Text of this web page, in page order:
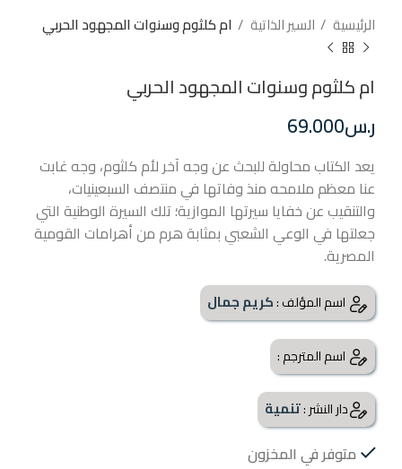
الرئيسية السير الذاتية ام كلثوم وسنوات المجهود الحربي
ام كلثوم وسنوات المجهود الحربي
ر.س69.000
يعد الكتاب محاولة للبحث عن وجه آخر لأم كلثوم، وجه غابت
عنا معظم ملامحه منذ وفاتها في منتصف السبعينيات،
والتنقيب عن خفايا سيرتها الموازية؛ تلك السيرة الوطنية التي
جعلتها في الوعي الشعبي بمثابة هرم من أهرامات القومية
المصرية.
اسم المؤلف :كريم جمال
اسم المترجم :
دار النشر :تنمية
متوفر في المخزون